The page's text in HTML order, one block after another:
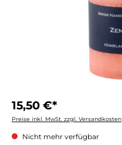
15,50 €*
Preise inkl. MwSt. zzgl. Versandkosten
Nicht mehr verfügbar